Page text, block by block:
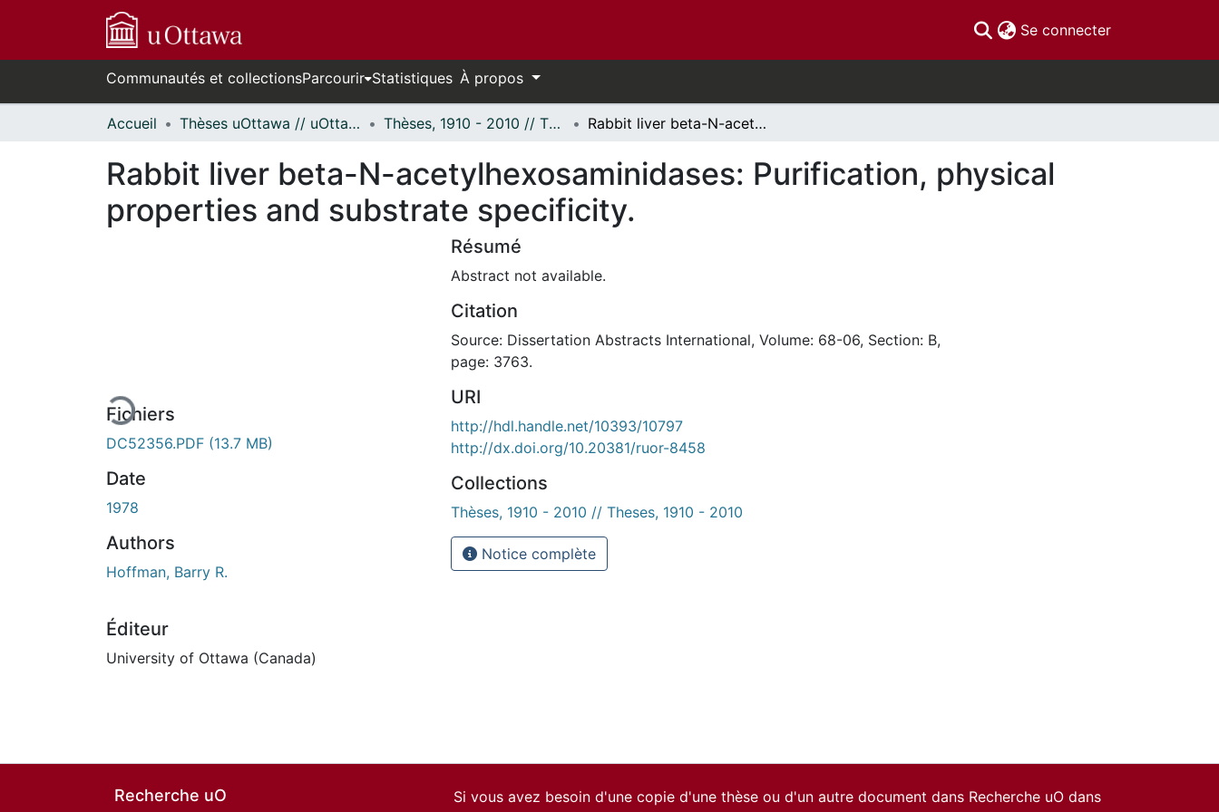
Se connecter(current)
Communautés et collectionsParcourir Statistiques À propos
Accueil Thèses uOttawa // uOttawa Theses Thèses, 1910 - 2010 // Theses, 1910 - 2010 Rabbit liver beta-N-acetylhexosaminidases: Purification, physical properties and substrate specificity.
Rabbit liver beta-N-acetylhexosaminidases: Purification, physical
properties and substrate specificity.
Fichiers
DC52356.PDF (13.7 MB)
Date
1978
Authors
Hoffman, Barry R.
Éditeur
University of Ottawa (Canada)
Résumé
Abstract not available.
Citation
Source: Dissertation Abstracts International, Volume: 68-06, Section: B,
page: 3763.
URI
http://hdl.handle.net/10393/10797
http://dx.doi.org/10.20381/ruor-8458
Collections
Thèses, 1910 - 2010 // Theses, 1910 - 2010
Notice complète
Recherche uO
Si vous avez besoin d'une copie d'une thèse ou d'un autre document dans Recherche uO dans